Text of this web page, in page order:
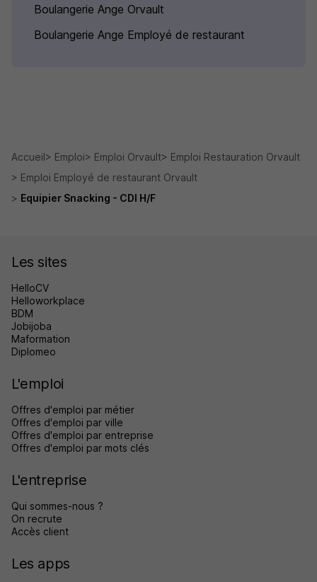
Boulangerie Ange Orvault
Boulangerie Ange Employé de restaurant
Accueil Emploi Emploi Orvault
Emploi Restauration Orvault
Emploi Employé de restaurant Orvault
Equipier Snacking - CDI H/F
Les sites
HelloCV
Helloworkplace
BDM
Jobijoba
Maformation
Diplomeo
L'emploi
Offres d'emploi par métier
Offres d'emploi par ville
Offres d'emploi par entreprise
Offres d'emploi par mots clés
L'entreprise
Qui sommes-nous ?
On recrute
Accès client
Les apps